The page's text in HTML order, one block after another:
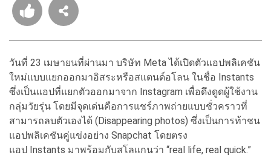
วันที่ 23 เมษายนที่ผ่านมา บริษัท Meta ได้เปิดตัวแอปพลิเคชัน
ใหม่แบบแยกออกมาอิสระหรือสแตนด์อโลน ในชื่อ Instants
ซึ่งเป็นแอปที่แยกตัวออกมาจาก Instagram เพื่อดึงดูดผู้ใช้งาน
กลุ่มวัยรุ่น โดยมีจุดเด่นคือการแชร์ภาพถ่ายแบบชั่วคราวที่
สามารถลบตัวเองได้ (Disappearing photos) ซึ่งเป็นการท้าชน
แอปพลิเคชันคู่แข่งอย่าง Snapchat โดยตรง
แอป Instants มาพร้อมกับสโลแกนว่า “real life, real quick.”